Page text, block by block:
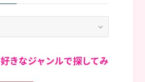
きなジャンルで探してみ